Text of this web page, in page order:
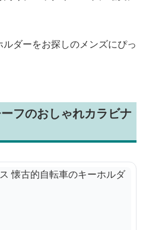
ダーをお探しのメンズにぴっ
フのおしゃれカラビナ